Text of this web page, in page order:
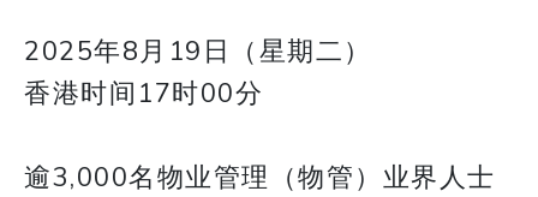
2025年8月19日（星期二）
香港时间17时00分
逾3,000名物业管理（物管）业界人士